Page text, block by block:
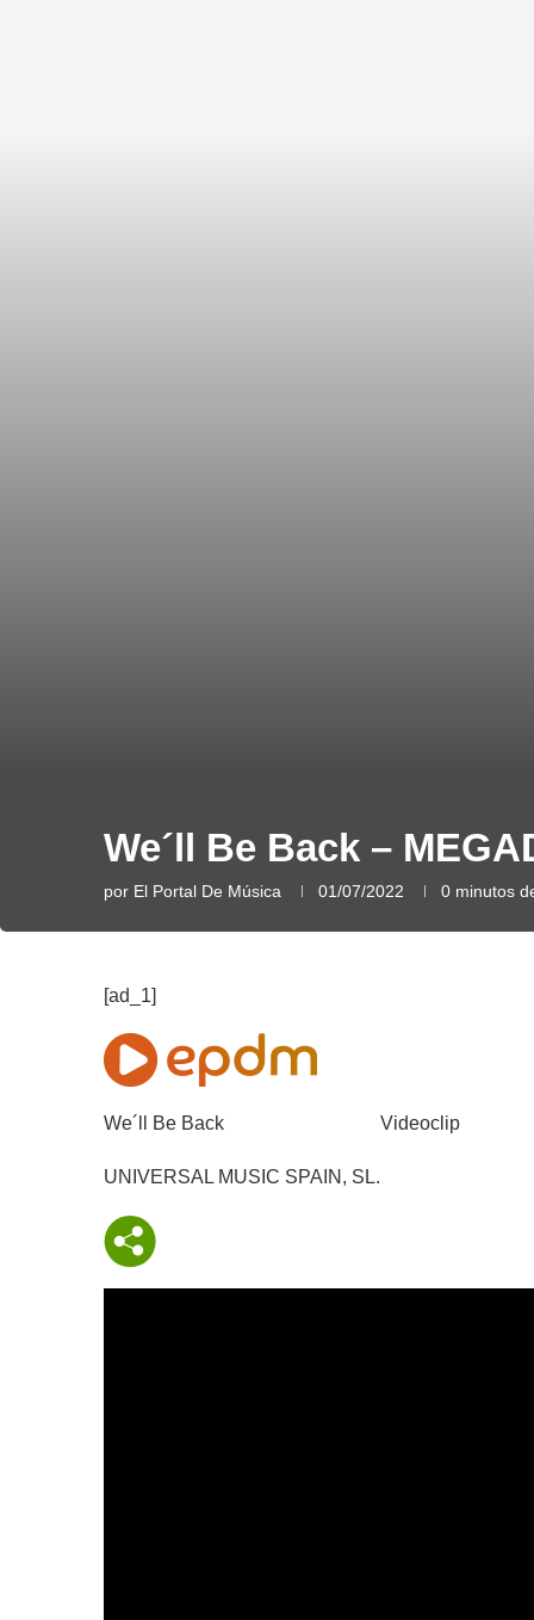
We´ll Be Back –
por El Portal De Música 01/07/2022 0 minutos
[ad_1]
We´ll Be Back
UNIVERSAL MUSIC SPAIN, SL.
Videoclip